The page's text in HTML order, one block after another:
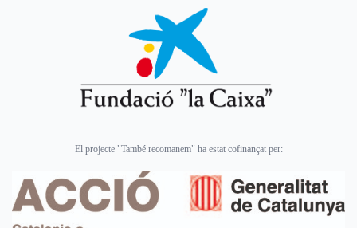
El projecte "També recomanem" ha estat cofinançat per: